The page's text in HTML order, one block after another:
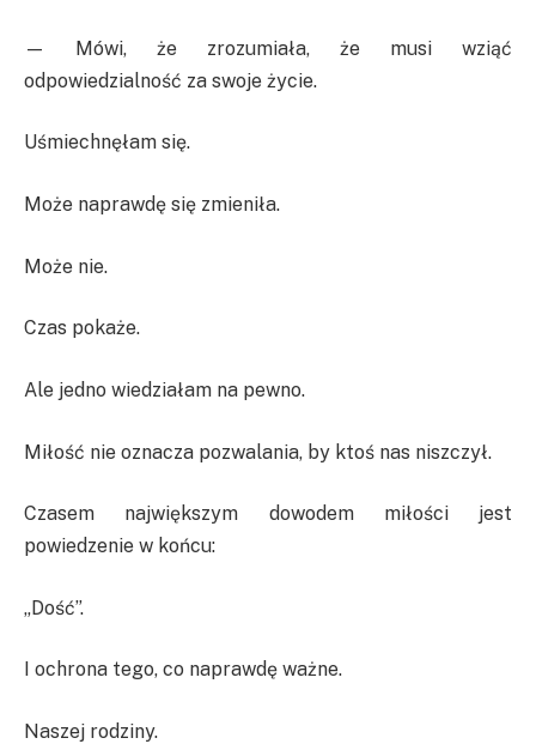
— Mówi, że zrozumiała, że musi wziąć
odpowiedzialność za swoje życie.
Uśmiechnęłam się.
Może naprawdę się zmieniła.
Może nie.
Czas pokaże.
Ale jedno wiedziałam na pewno.
Miłość nie oznacza pozwalania, by ktoś nas niszczył.
Czasem największym dowodem miłości jest
powiedzenie w końcu:
„Dość”.
I ochrona tego, co naprawdę ważne.
Naszej rodziny.